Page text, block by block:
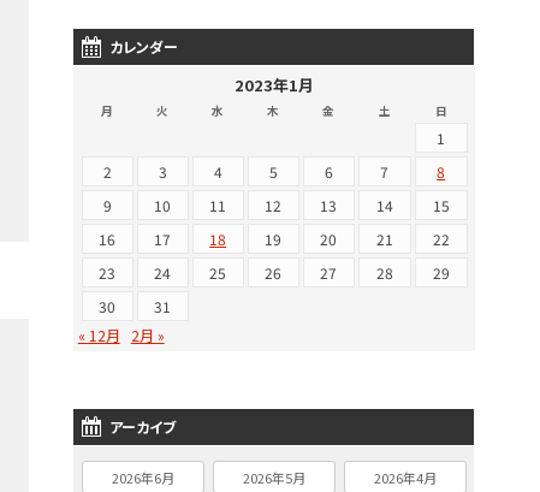
カレンダー
2023年1月
月 火 水 木 金 土 日
1
2
3 4 5 6 7
8
9
10 11 12 13 14
15
16
17 18 19 20 21
22
23
24 25 26 27 28
29
30
31
« 12月
2月 »
アーカイブ
2026年6月 2026年5月 2026年4月